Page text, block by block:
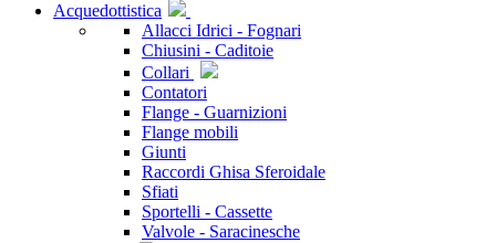
Acquedottistica
Allacci Idrici - Fognari
Chiusini - Caditoie
Collari
Contatori
Flange - Guarnizioni
Flange mobili
Giunti
Raccordi Ghisa Sferoidale
Sfiati
Sportelli - Cassette
Valvole - Saracinesche